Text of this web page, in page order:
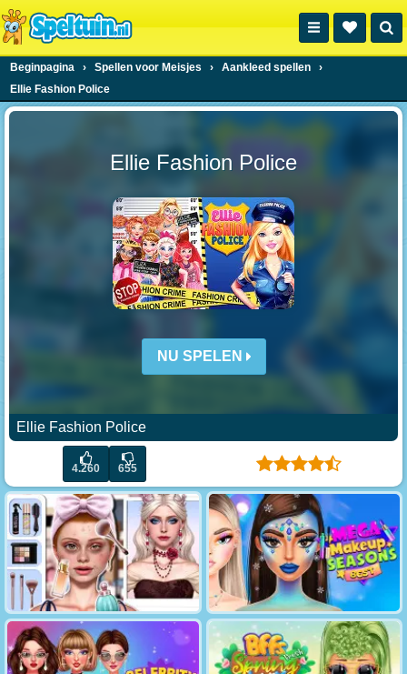
Beginpagina › Spellen voor Meisjes › Aankleed spellen
›
Ellie Fashion Police
Ellie Fashion Police
NU SPELEN
Ellie Fashion Police
4.260 655